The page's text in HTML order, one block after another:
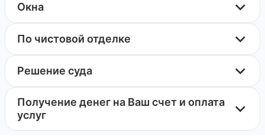
Окна
По чистовой отделке
Решение суда
Получение денег на Ваш счет и оплата
услуг